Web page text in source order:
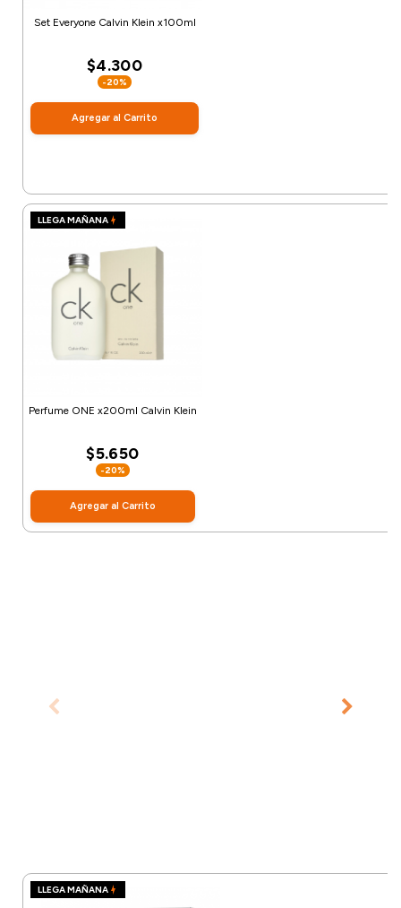
Set Everyone Calvin Klein x100ml
$4.300
-20%
Agregar al Carrito
LLEGA MAÑANA
Perfume ONE x200ml Calvin Klein
$5.650
-20%
Agregar al Carrito
LLEGA MAÑANA